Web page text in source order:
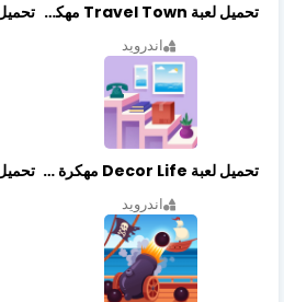
تحميل لعبة Travel Town مهكرة أخر إصدار
اندرويد
تحميل لعبة Decor Life مهكرة أخر إصدار
اندرويد